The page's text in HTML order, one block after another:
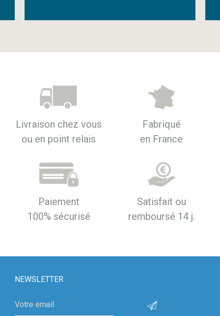
Livraison chez vous
ou en point relais
Fabriqué
en France
Paiement
100% sécurisé
Satisfait ou
remboursé 14 j.
NEWSLETTER